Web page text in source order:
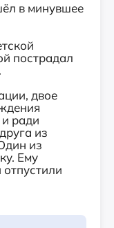
в минувшее
пострадал
двое
ради
из
из
Ему